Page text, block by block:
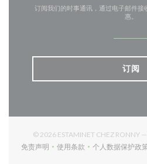
订阅我们的时事通讯，通过电子邮件
惠。
订阅
© 2026 ESTAMINET CHEZ RONNY
免责声明
((在新窗口中打开))
使用条款
((在新窗口中打开))
个人数据保护政
((在新